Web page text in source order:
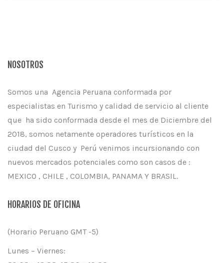
NOSOTROS
Somos una Agencia Peruana conformada por
especialistas en Turismo y calidad de servicio al cliente
que ha sido conformada desde el mes de Diciembre del
2018, somos netamente operadores turísticos en la
ciudad del Cusco y Perú venimos incursionando con
nuevos mercados potenciales como son casos de :
MEXICO , CHILE , COLOMBIA, PANAMA Y BRASIL.
HORARIOS DE OFICINA
(Horario Peruano GMT -5)
Lunes – Viernes: